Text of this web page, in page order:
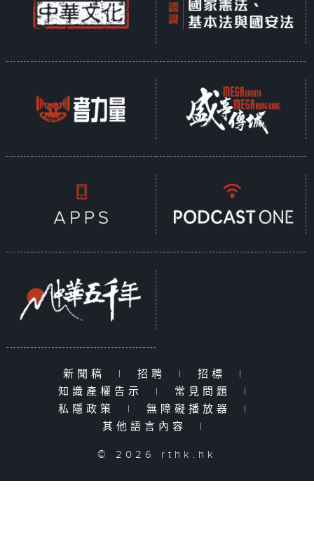
新聞稿 | 招聘 | 招標
|
知識產權告示
| 常見問題
|
私隱政策
| 無障礙播放器
|
其他語言內容
|
© 2026 rthk.hk